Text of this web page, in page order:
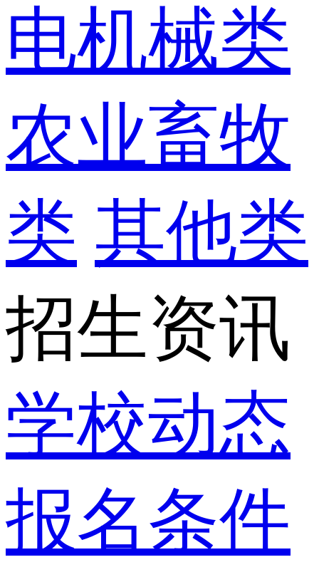
电机械类
农业畜牧
类 其他类
招生资讯
学校动态
报名条件